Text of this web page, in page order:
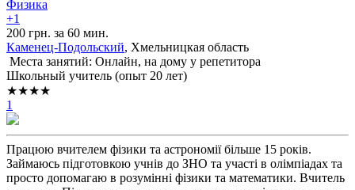
Физика
+1
200 грн. за 60 мин.
Каменец-Подольский, Хмельницкая область
Места занятий: Онлайн, на дому у репетитора
Школьный учитель (опыт 20 лет)
★★★★
1
Працюю вчителем фізики та астрономії більше 15 років.
Займаюсь підготовкою учнів до ЗНО та участі в олімпіадах та
просто допомагаю в розумінні фізики та математики. Вчитель